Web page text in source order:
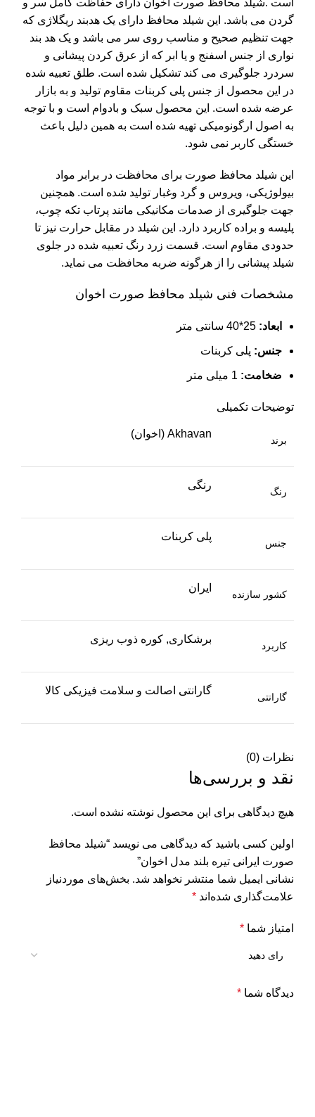
است .شیلد محافظ صورت اخوان دارای حفاظت کامل سر و
گردن می باشد. این شیلد محافظ دارای یک هدبند ریگلاژی که
جهت تنظیم صحیح و مناسب روی سر می باشد و یک هد بند
نواری از جنس اسفنج و یا ابر که از عرق کردن پیشانی و
سردرد جلوگیری می کند تشکیل شده است. طلق تعبیه شده
در این محصول از جنس پلی کربنات مقاوم تولید و به بازار
عرضه شده است. این محصول سبک و بادوام است و با توجه
به اصول ارگونومیکی تهیه شده است به همین دلیل باعث
خستگی کاربر نمی شود.
این شیلد محافظ صورت برای محافظت در برابر مواد
بیولوژیکی، ویروس و گرد وغبار تولید شده است. همچنین
جهت جلوگیری از صدمات مکانیکی مانند پرتاب تکه چوب،
پلیسه و براده کاربرد دارد. این شیلد در مقابل حرارت نیز تا
حدودی مقاوم است. قسمت زرد رنگ تعبیه شده در جلوی
شیلد پیشانی را از هرگونه ضربه محافظت می نماید.
مشخصات فنی شیلد محافظ صورت اخوان
ابعاد: 25*40 سانتی متر
جنس: پلی کربنات
ضخامت:
توضیحات تکمیلی
برند
Akhavan (اخوان)
رنگ
رنگی
جنس
پلی کربنات
کشور سازنده
ایران
کاربرد
برشکاری, کوره ذوب ریزی
گارانتی
گارانتی اصالت و سلامت فیزیکی کالا
نظرات (0)
نقد و بررسی‌ها
هیچ دیدگاهی برای این محصول نوشته نشده است.
اولین کسی باشید که دیدگاهی می نویسد “شیلد محافظ
صورت ایرانی تیره بلند مدل اخوان”
نشانی ایمیل شما منتشر نخواهد شد. بخش‌های موردنیاز
علامت‌گذاری شده‌اند *
امتیاز شما *
دیدگاه شما *